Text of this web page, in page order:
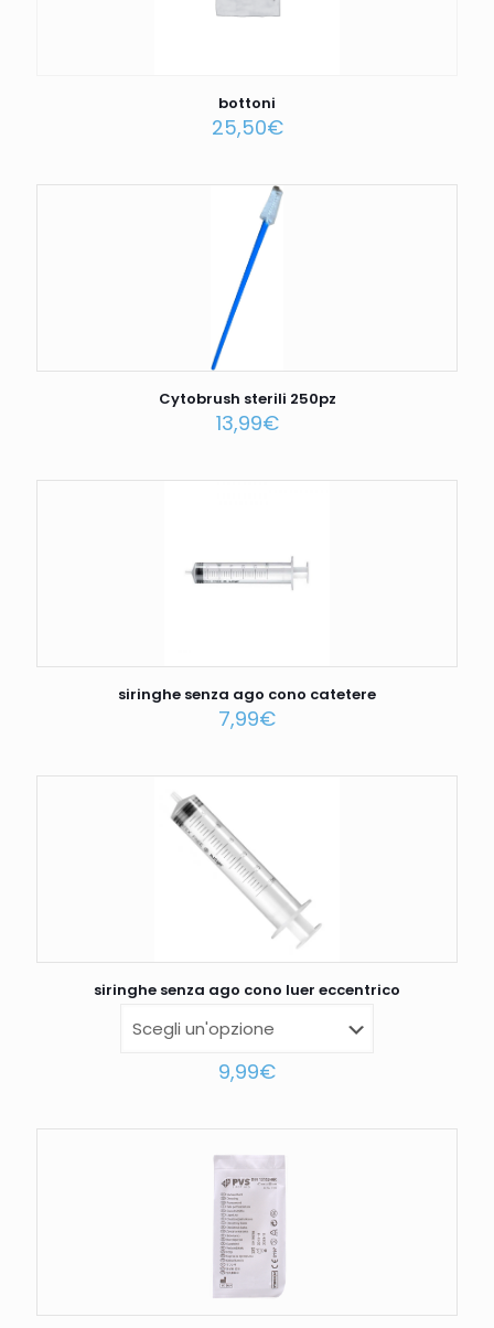
bottoni
25,50€
Cytobrush sterili 250pz
13,99€
siringhe senza ago cono catetere
7,99€
siringhe senza ago cono luer eccentrico
9,99€